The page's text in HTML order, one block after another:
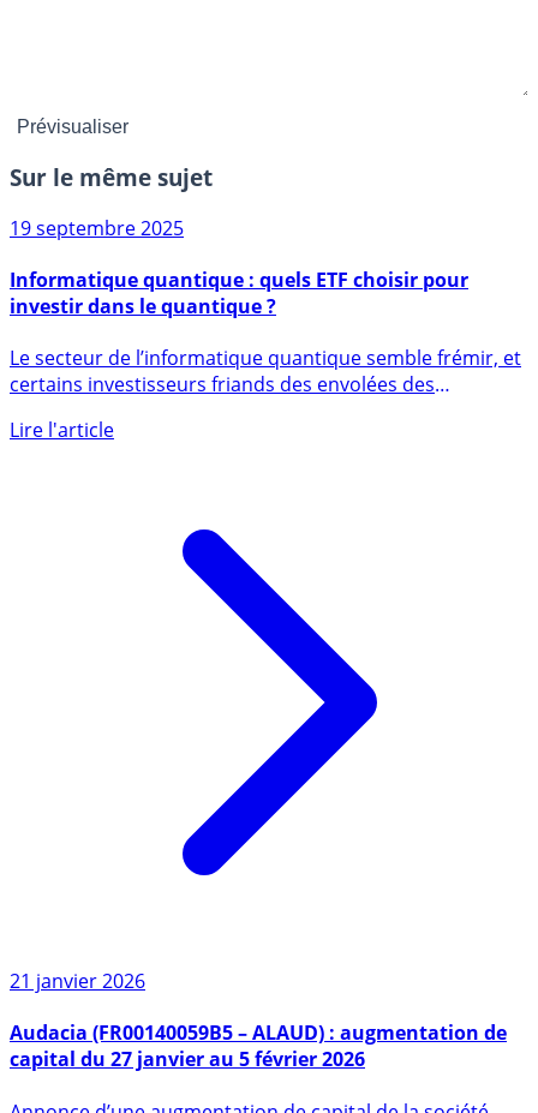
Sur le même sujet
19 septembre 2025
investir dans le quantique ?
certains investisseurs friands des envolées des
21 janvier 2026
capital du 27 janvier au 5 février 2026